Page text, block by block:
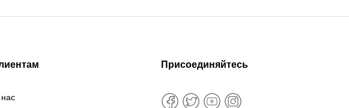
Присоединяйтесь